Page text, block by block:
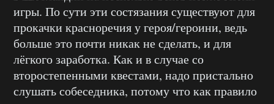
игры. По сути эти состязания существуют для
прокачки красноречия у героя/героини, ведь
больше это почти никак не сделать, и для
лёгкого заработка. Как и в случае со
второстепенными квестами, надо пристально
слушать собеседника, потому что как правило